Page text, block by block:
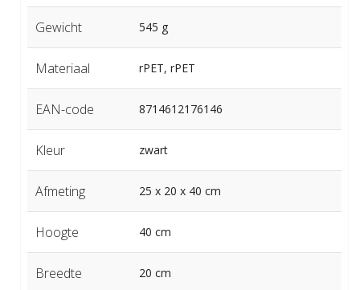
Gewicht 545 g
Materiaal rPET, rPET
EAN-code 8714612176146
Kleur zwart
Afmeting 25 x 20 x 40 cm
Hoogte 40 cm
Breedte 20 cm